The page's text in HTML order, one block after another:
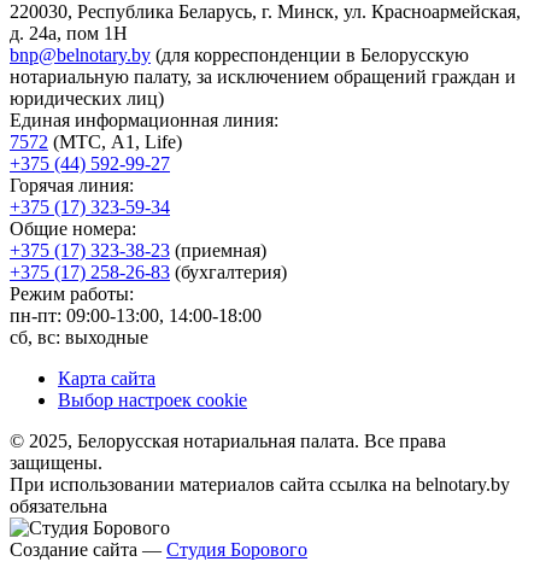
220030, Республика Беларусь, г. Минск, ул. Красноармейская,
д. 24а, пом 1Н
bnp@belnotary.by (для корреспонденции в Белорусскую
нотариальную палату, за исключением обращений граждан и
юридических лиц)
Единая информационная линия:
7572 (МТС, A1, Life)
+375 (44) 592-99-27
Горячая линия:
+375 (17) 323-59-34
Общие номера:
+375 (17) 323-38-23 (приемная)
+375 (17) 258-26-83 (бухгалтерия)
Режим работы:
пн-пт: 09:00-13:00, 14:00-18:00
сб, вс: выходные
Карта сайта
Выбор настроек cookie
© 2025, Белорусская нотариальная палата. Все права
защищены.
При использовании материалов сайта ссылка на belnotary.by
обязательна
Создание сайта — Студия Борового